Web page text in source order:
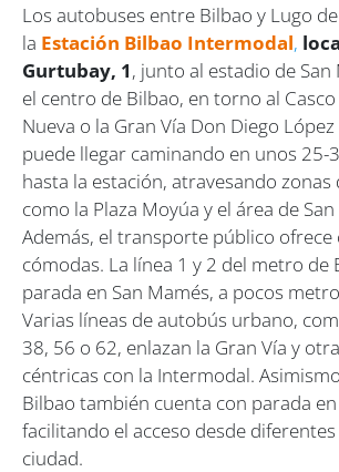
Los autobuses entre Bilbao y Lugo
la Estación Bilbao Intermodal,
Gurtubay, 1, junto al estadio de San
el centro de Bilbao, en torno al Casco
Nueva o la Gran Vía Don Diego
puede llegar caminando en unos 25-
hasta la estación, atravesando zonas
como la Plaza Moyúa y el área de
Además, el transporte público ofrece
cómodas. La línea 1 y 2 del metro de
parada en San Mamés, a pocos
Varias líneas de autobús urbano,
38, 56 o 62, enlazan la Gran Vía y
céntricas con la Intermodal.
Bilbao también cuenta con parada en
facilitando el acceso desde
ciudad.